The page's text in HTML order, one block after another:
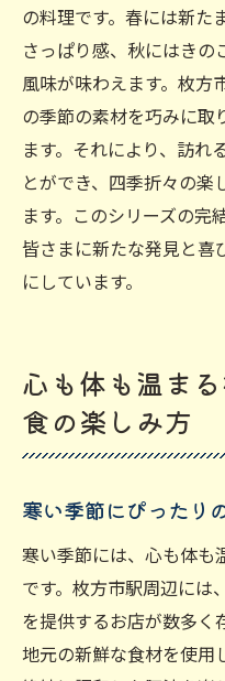
の料理です。春には新た
さっぱり感、秋にはきの
風味が味わえます。枚方
の季節の素材を巧みに取
ます。それにより、訪れ
とができ、四季折々の楽
ます。このシリーズの完
皆さまに新たな発見と喜
にしています。
心も体も温ま
食の楽しみ方
寒い季節にぴったり
寒い季節には、心も体も
です。枚方市駅周辺には
を提供するお店が数多く
地元の新鮮な食材を使用